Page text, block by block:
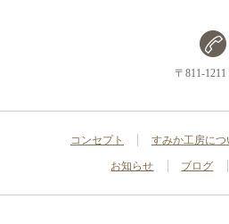
〒811-
コンセプト すみか工房につ
お知らせ ブログ